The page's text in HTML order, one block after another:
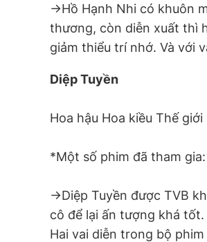
->Hồ Hạnh Nhi có khuôn
thương, còn diễn xuất thì
giảm thiểu trí nhớ. Và với
Diệp Tuyền
Hoa hậu Hoa kiều Thế giới
*Một số phim đã tham
->Diệp Tuyền được TVB
cô để lại ấn tượng khá tốt.
Hai vai diễn trong bộ